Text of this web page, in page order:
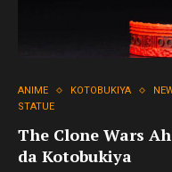
ANIME KOTOBUKIYA
STATUE
The Clone Wars
da Kotobukiya